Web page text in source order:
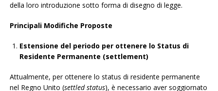
della loro introduzione sotto forma di disegno di legge.
Principali Modifiche Proposte
Estensione del periodo per ottenere lo Status di
Residente Permanente (settlement)
Attualmente, per ottenere lo status di residente permanente
nel Regno Unito (settled status), è necessario aver soggiornato